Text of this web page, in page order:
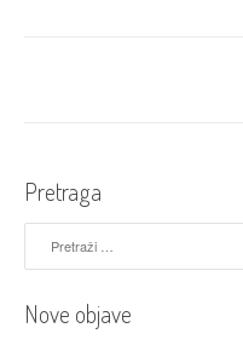
c
j
Pretraga
Nove objave